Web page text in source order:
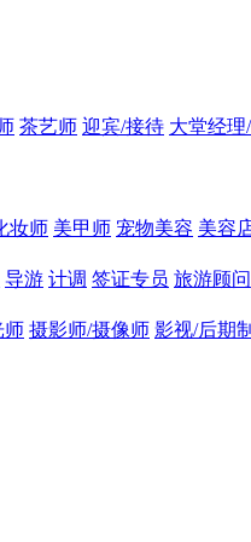
茶艺师 迎宾/接待 大堂经理
妆师 美甲师 宠物美容 美容
导游 计调 签证专员 旅游顾问
师 摄影师/摄像师 影视/后期